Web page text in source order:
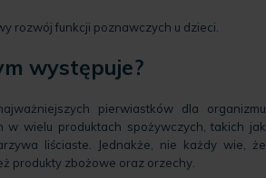
rozwój funkcji poznawczych u dzieci.
występuje?
pierwiastków dla organizmu
w wielu produktach spożywczych, takich jak
liściaste. Jednakże, nie każdy wie, że
produkty zbożowe oraz orzechy.